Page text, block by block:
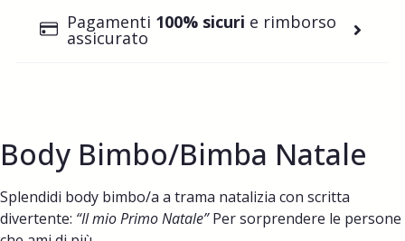
Pagamenti 100% sicuri e rimborso
assicurato
Body Bimbo/Bimba Natale
Splendidi body bimbo/a a trama natalizia con scritta
divertente: “Il mio Primo Natale”Per sorprendere le persone